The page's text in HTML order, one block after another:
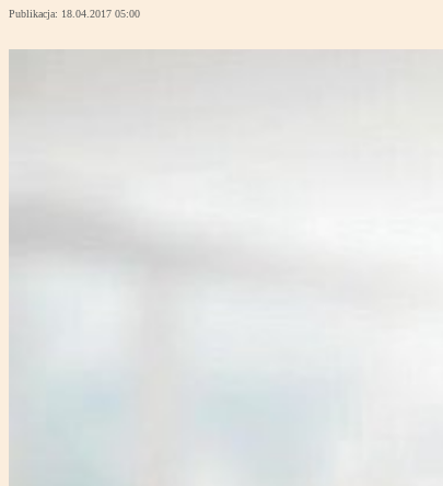
Publikacja: 18.04.2017 05:00